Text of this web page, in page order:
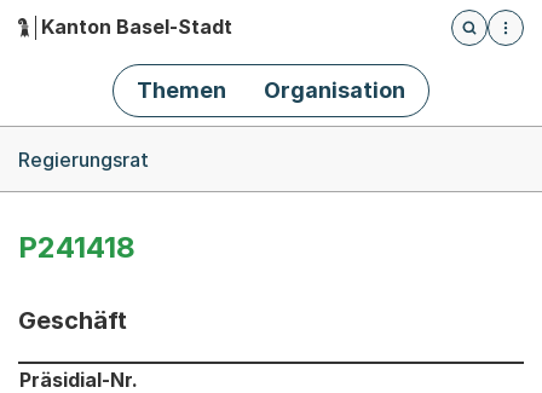
Hauptnavigation
Kanton Basel-Stadt
Öffnet
Themen Organisation
Regierungsrat
P241418
Geschäft
Informationen zum Ausgewählten Geschäft
Präsidial-Nr.